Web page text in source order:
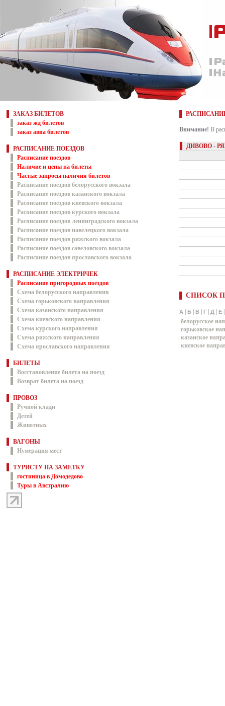
ЗАКАЗ БИЛЕТОВ
заказ жд билетов
заказ авиа билетов
РАСПИСАНИЕ ПОЕЗДОВ
Расписание поездов
Наличие и цены на билеты
Частые запросы наличия билетов
Расписание поездов белорусского вокзала
Расписание поездов казанского вокзала
Расписание поездов киевского вокзала
Расписание поездов курского вокзала
Расписание поездов ленинградского вокзала
Расписание поездов павелецкого вокзала
Расписание поездов рижского вокзала
Расписание поездов савеловского вокзала
Расписание поездов ярославского вокзала
РАСПИСАНИЕ ЭЛЕКТРИЧЕК
Расписание пригородных поездов
Схема белорусского направления
Схема горьковского направления
Схема казанского направления
Схема киевского направления
Схема курского направления
Схема рижского направления
Схема ярославского направления
БИЛЕТЫ
Восстановление билета на поезд
Возврат билета на поезд
ПРОВОЗ
Ручной клади
Детей
Животных
ВАГОНЫ
Нумерация мест
ТУРИСТУ НА ЗАМЕТКУ
гостиница в Домодедово
Туры в Австралию
Внимание! В
ДИВОВО -
СПИСОК
А Б В Г Д Е
белорусское
горьковское
казанское
киевское